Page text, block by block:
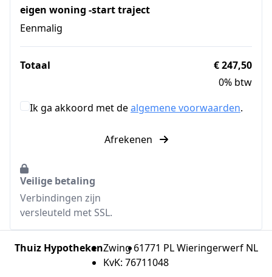
eigen woning -start traject
Eenmalig
Totaal
€ 247,50
0% btw
Ik ga akkoord met dealgemene voorwaarden.
Afrekenen
Veilige betaling
Verbindingen zijn
versleuteld met SSL.
Thuiz HypothekenZwing 61771 PL Wieringerwerf NL
KvK: 76711048